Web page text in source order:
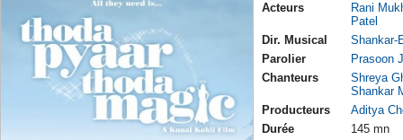
Acteurs
Rani
Patel
Dir. Musical
Shankar-
Parolier
Prasoon
Chanteurs
Shreya
Shankar
Producteurs
Aditya
Durée
145 mn